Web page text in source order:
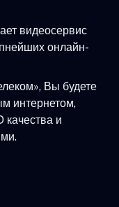
видеосервис
онлайн-
Вы будете
интернетом,
качества и